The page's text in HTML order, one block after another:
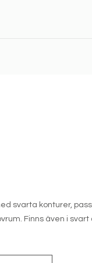
svarta konturer,
Finns även i svart